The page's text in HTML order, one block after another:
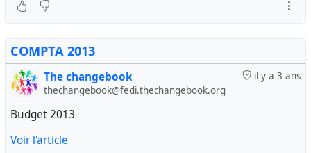
COMPTA 2013
il y a 3 ans
The changebook
thechangebook@fedi.thechangebook.org
Budget 2013
Voir l'article